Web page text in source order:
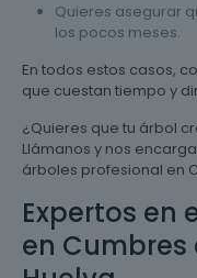
Quieres asegurar
los pocos meses.
En todos estos casos,
que cuestan tiempo y
¿Quieres que tu árbol
Llámanos y nos
árboles profesional en
Expertos en
en Cumbres